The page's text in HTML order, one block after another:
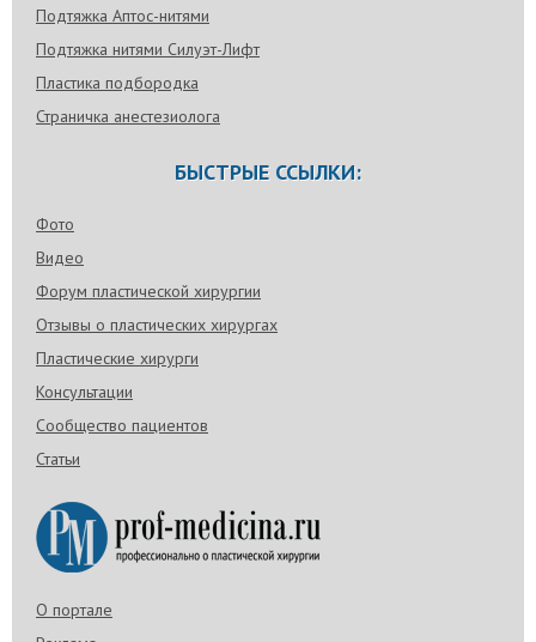
Подтяжка Аптос-нитями
Подтяжка нитями Силуэт-Лифт
Пластика подбородка
Страничка анестезиолога
БЫСТРЫЕ ССЫЛКИ:
Фото
Видео
Форум пластической хирургии
Отзывы о пластических хирургах
Пластические хирурги
Консультации
Сообщество пациентов
Статьи
О портале